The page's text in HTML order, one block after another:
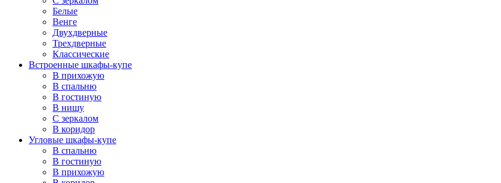
Белые
Венге
Двухдверные
Трехдверные
Классические
Встроенные шкафы-купе
В прихожую
В спальню
В гостиную
В нишу
С зеркалом
В коридор
Угловые шкафы-купе
В спальню
В гостиную
В прихожую